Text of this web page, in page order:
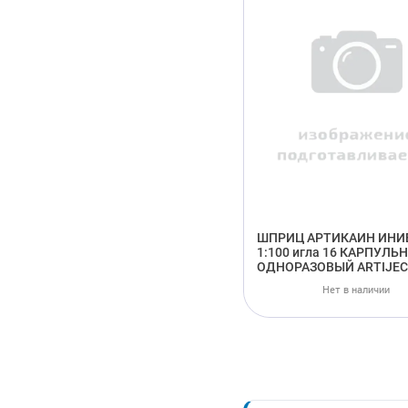
ШПРИЦ АРТИКАИН
1:100 игла 16
ОДНОРАЗОВЫЙ
Нет в наличии